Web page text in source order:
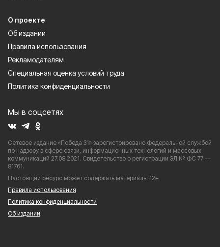
О проекте
Об издании
Правила использования
Рекламодателям
Специальная оценка условий труда
Политика конфиденциальности
Мы в соцсетях
Сетевое издание «Победа 31» зарегистрировано Федеральной службой
по надзору в сфере связи, информационных технологий и массовых
коммуникаций 27.08.2021. Свидетельство о регистрации ЭЛ № ФС 77 —
81761.
Настоящий ресурс может содержать материалы 12+
Правила использования
Политика конфиденциальности
Об издании